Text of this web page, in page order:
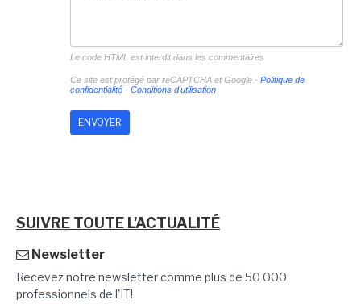
Le code HTML est interdit dans les commentaires
Ce site est protégé par reCAPTCHA et Google - Politique de
confidentialité- Conditions d'utilisation
SUIVRE TOUTE L'ACTUALITÉ
Newsletter
Recevez notre newsletter comme plus de 50 000
professionnels de l'IT!